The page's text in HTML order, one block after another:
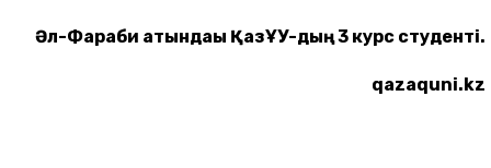
Әл-Фараби атындағы ҚазҰУ-дың 3 курс студенті.
qazaquni.kz